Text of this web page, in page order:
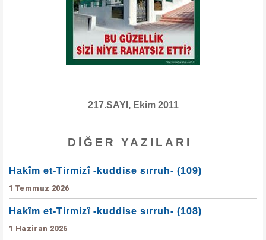
217.SAYI, Ekim 2011
DIĞER YAZILARI
Hakîm et-Tirmizî -kuddise sırruh- (109)
1 Temmuz 2026
Hakîm et-Tirmizî -kuddise sırruh- (108)
1 Haziran 2026